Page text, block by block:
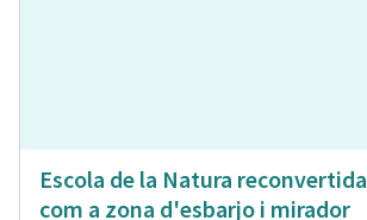
Escola de la Natura reconvertida
com a zona d'esbarjo i mirador